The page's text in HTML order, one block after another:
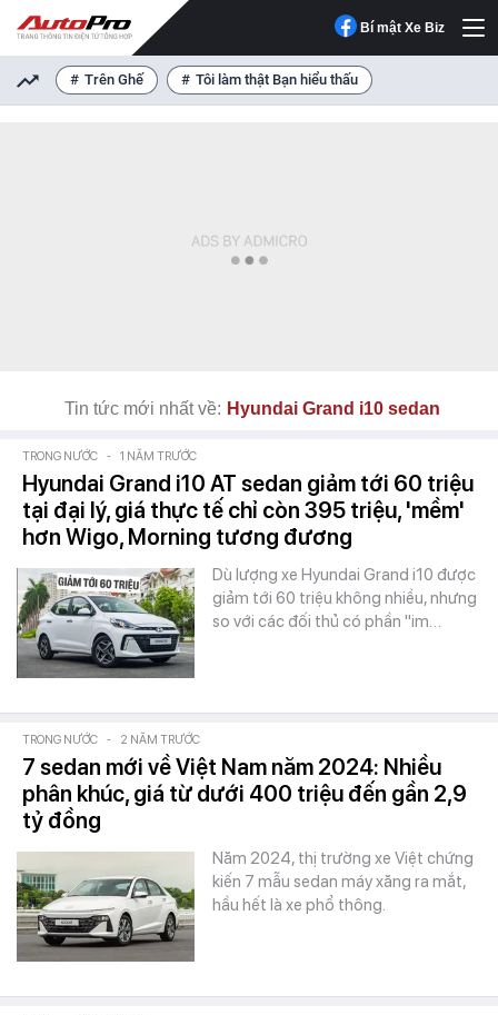
Bí mật Xe Biz
Trên Ghế Tôi làm thật Bạn hiểu thấu
Tin tức mới nhất về: Hyundai Grand i10 sedan
TRONG NƯỚC - 1 NĂM TRƯỚC
Hyundai Grand i10 AT sedan giảm tới 60 triệu
tại đại lý, giá thực tế chỉ còn 395 triệu, 'mềm'
hơn Wigo, Morning tương đương
Dù lượng xe Hyundai Grand i10 được
giảm tới 60 triệu không nhiều, nhưng
so với các đối thủ có phần "im…
TRONG NƯỚC - 2 NĂM TRƯỚC
7 sedan mới về Việt Nam năm 2024: Nhiều
phân khúc, giá từ dưới 400 triệu đến gần 2,9
tỷ đồng
Năm 2024, thị trường xe Việt chứng
kiến 7 mẫu sedan máy xăng ra mắt,
hầu hết là xe phổ thông.